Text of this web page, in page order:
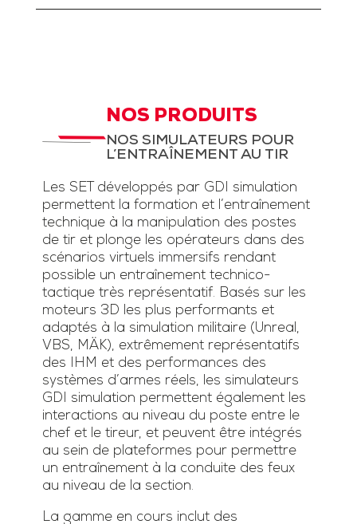
NOS PRODUITS
NOS SIMULATEURS POUR
L’ENTRAÎNEMENT AU TIR
Les SET développés par GDI simulation
permettent la formation et l’entraînement
technique à la manipulation des postes
de tir et plonge les opérateurs dans des
scénarios virtuels immersifs rendant
possible un entraînement technico-
tactique très représentatif. Basés sur les
moteurs 3D les plus performants et
adaptés à la simulation militaire (Unreal,
VBS, MÄK), extrêmement représentatifs
des IHM et des performances des
systèmes d’armes réels, les simulateurs
GDI simulation permettent également les
interactions au niveau du poste entre le
chef et le tireur, et peuvent être intégrés
au sein de plateformes pour permettre
un entraînement à la conduite des feux
au niveau de la section.
La gamme en cours inclut des